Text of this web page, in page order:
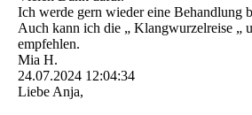
Ich werde gern wieder eine Behandlung
Auch kann ich die „ Klangwurzelreise „
empfehlen.
Mia H.
24.07.2024 12:04:34
Liebe Anja,